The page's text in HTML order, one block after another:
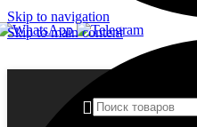
Skip to navigation
Skip to main content